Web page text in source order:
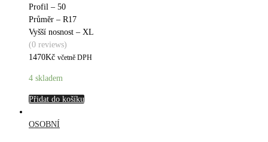
Profil – 50
Průměr – R17
Vyšší nosnost – XL
(0 reviews)
1470Kč včetně DPH
4 skladem
Přidat do košíku
OSOBNÍ